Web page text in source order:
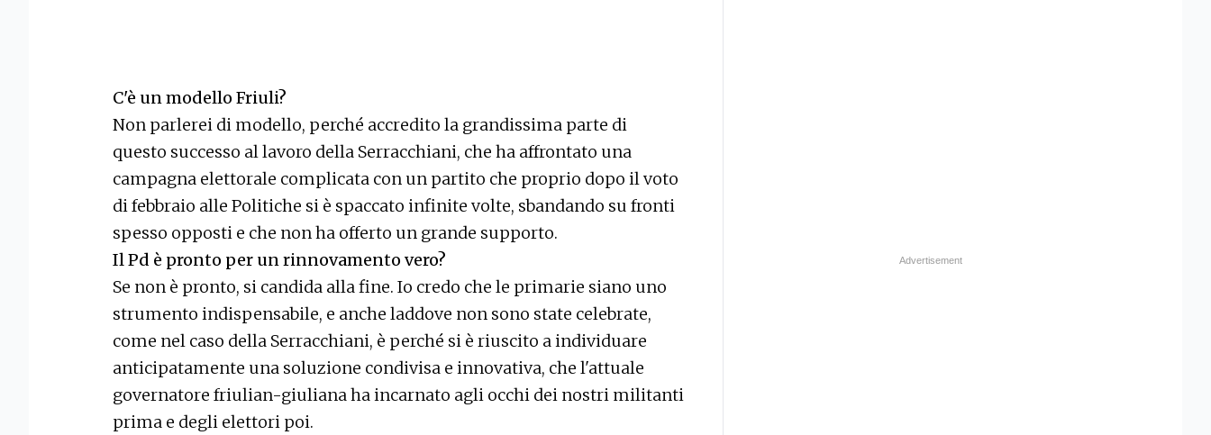
C'è un modello Friuli?
Non parlerei di modello, perché accredito la grandissima parte di
questo successo al lavoro della Serracchiani, che ha affrontato una
campagna elettorale complicata con un partito che proprio dopo il voto
di febbraio alle Politiche si è spaccato infinite volte, sbandando su fronti
spesso opposti e che non ha offerto un grande supporto.
Il Pd è pronto per un rinnovamento vero?
Se non è pronto, si candida alla fine. Io credo che le primarie siano uno
strumento indispensabile, e anche laddove non sono state celebrate,
come nel caso della Serracchiani, è perché si è riuscito a individuare
anticipatamente una soluzione condivisa e innovativa, che l'attuale
governatore friulian-giuliana ha incarnato agli occhi dei nostri militanti
prima e degli elettori poi.